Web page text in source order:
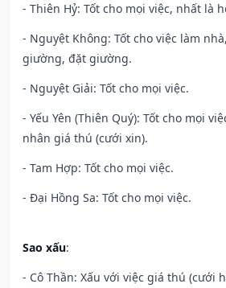
- Thiên Hỷ: Tốt cho mọi việc, nhất là
- Nguyệt Không: Tốt cho việc làm
giường, đặt giường.
- Nguyệt Giải: Tốt cho mọi việc.
- Yếu Yên (Thiên Quý): Tốt cho mọi
nhân giá thú (cưới xin).
- Tam Hợp: Tốt cho mọi việc.
- Đại Hồng Sa: Tốt cho mọi việc.
Sao xấu:
- Cô Thần: Xấu với việc giá thú (cưới